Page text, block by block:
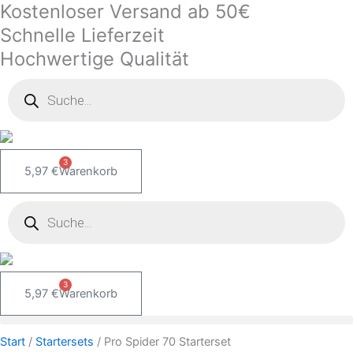
Zum
Inhalt
springen
Kostenloser Versand ab 50€
Schnelle Lieferzeit
Hochwertige Qualität
5,97 €
3
Warenkorb
Products
5,97 €
3
Warenkorb
Start / Startersets / Pro Spider 70 Starterset
Pro
Spider
70
Starterset